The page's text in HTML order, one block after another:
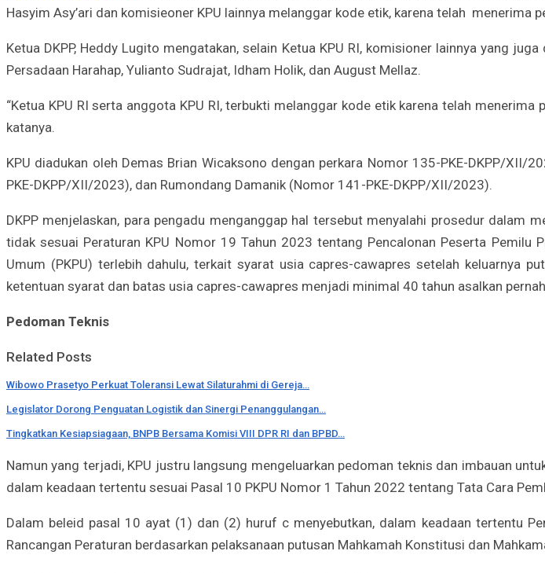
Hasyim Asy’ari dan komisieoner KPU lainnya melanggar kode etik, karena telah
Ketua DKPP, Heddy Lugito mengatakan, selain Ketua KPU RI, komisioner lainnya yang
Persadaan Harahap, Yulianto Sudrajat, Idham Holik, dan August Mellaz.
“Ketua KPU RI serta anggota KPU RI, terbukti melanggar kode etik karena telah
katanya.
KPU diadukan oleh Demas Brian Wicaksono dengan perkara Nomor 135-PKE-DKPP/XII/
PKE-DKPP/XII/2023), dan Rumondang Damanik (Nomor 141-PKE-DKPP/XII/2023).
DKPP menjelaskan, para pengadu menganggap hal tersebut menyalahi prosedur dalam
tidak sesuai Peraturan KPU Nomor 19 Tahun 2023 tentang Pencalonan Peserta Pemilu
Umum (PKPU) terlebih dahulu, terkait syarat usia capres-cawapres setelah keluarnya
ketentuan syarat dan batas usia capres-cawapres menjadi minimal 40 tahun asalkan
Pedoman Teknis
Related Posts
Wibowo Prasetyo Perkuat Toleransi Lewat Silaturahmi di Gereja…
Legislator Dorong Penguatan Logistik dan Sinergi Penanggulangan…
Tingkatkan Kesiapsiagaan, BNPB Bersama Komisi VIII DPR RI dan BPBD…
Namun yang terjadi, KPU justru langsung mengeluarkan pedoman teknis dan imbauan
dalam keadaan tertentu sesuai Pasal 10 PKPU Nomor 1 Tahun 2022 tentang Tata Cara
Dalam beleid pasal 10 ayat (1) dan (2) huruf c menyebutkan, dalam keadaan tertentu
Rancangan Peraturan berdasarkan pelaksanaan putusan Mahkamah Konstitusi dan